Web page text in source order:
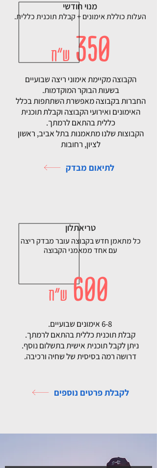
מנוי חודשי
הקבוצה מקיימת אימוני ריצה שבועיים
בשעות הבוקר המוקדמות.
החברות בקבוצה מאפשרת השתתפות בכלל
האימונים ואירועי הקבוצה וקבלת תוכנית
כללית בהתאם לרמתך.
הקבוצות שלנו מתאמנות בתל אביב, ראשון
לציון, רחובות
העלות כוללת אימונים + קבלת תוכנית כללית.
350 ש"ח
לתיאום מבדק
600 ש"ח
6-8 אימונים שבועיים.
קבלת תוכנית כללית בהתאם לרמתך.
ניתן לקבל תוכנית אישית בתשלום נוסף.
דרושה רמה בסיסית של שחיה ורכיבה.
לקבלת פרטים נוספים
טריאתלון
כל מתאמן חדש בקבוצה עובר מבדק ריצה
עם אחד ממאמני הקבוצה